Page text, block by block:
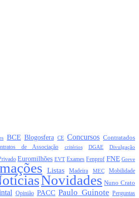
BCE Blogosfera CE Concursos Contratados
de Associação critérios DGAE Divulgação
Euromilhões EVT Exames Fenprof FNE Greve
Listas Madeira MEC Mobilidade
Novidades Nuno Crato
Opinião PACC Paulo Guinote Perguntas